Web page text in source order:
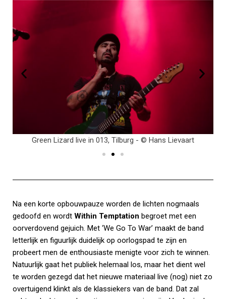
Green Lizard live in 013, Tilburg - © Hans Lievaart
Na een korte opbouwpauze worden de lichten nogmaals
gedoofd en wordt Within Temptation begroet met een
oorverdovend gejuich. Met ‘We Go To War’ maakt de band
letterlijk en figuurlijk duidelijk op oorlogspad te zijn en
probeert men de enthousiaste menigte voor zich te winnen.
Natuurlijk gaat het publiek helemaal los, maar het dient wel
te worden gezegd dat het nieuwe materiaal live (nog) niet zo
overtuigend klinkt als de klassiekers van de band. Dat zal